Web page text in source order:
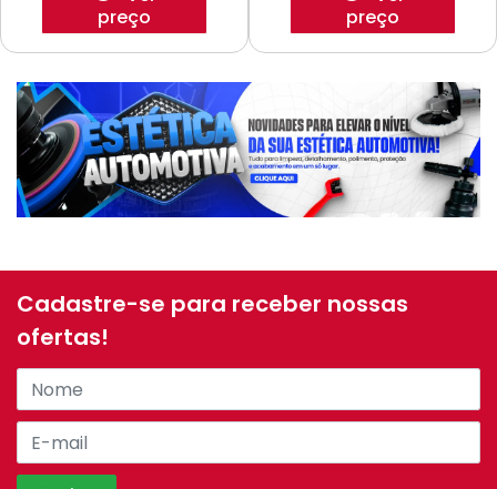
preço
preço
Cadastre-se para receber nossas
ofertas!